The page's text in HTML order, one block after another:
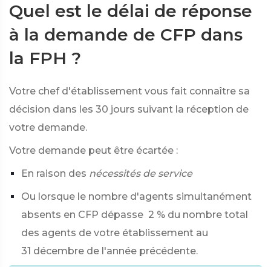
Quel est le délai de réponse
à la demande de CFP dans
la FPH ?
Votre chef d'établissement vous fait connaître sa
décision dans les 30 jours suivant la réception de
votre demande.
Votre demande peut être écartée :
En raison des nécessités de service
Ou lorsque le nombre d'agents simultanément
absents en CFP dépasse 2 % du nombre total
des agents de votre établissement au
31 décembre de l'année précédente.